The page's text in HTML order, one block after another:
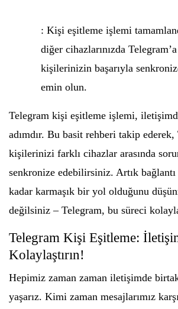
: Kişi eşitleme işlemi
diğer cihazlarınızda
kişilerinizin başarıyla
emin olun.
Telegram kişi eşitleme işlemi,
adımdır. Bu basit rehberi takip ederek,
kişilerinizi farklı cihazlar arasında
senkronize edebilirsiniz. Artık
kadar karmaşık bir yol olduğunu
değilsiniz – Telegram, bu süreci
Telegram Kişi Eşitleme:
Kolaylaştırın!
Hepimiz zaman zaman iletişimde
yaşarız. Kimi zaman mesajlarımız